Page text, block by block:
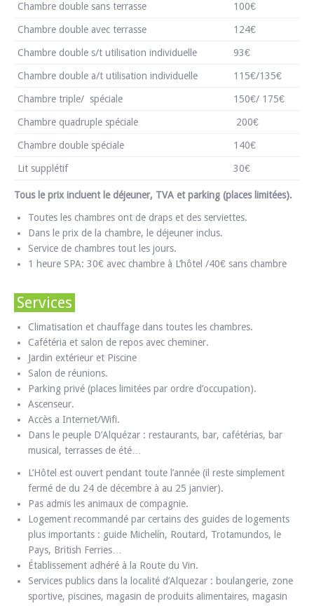
Chambre double sans terrasse 100€
Chambre double avec terrasse 124€
Chambre double s/t utilisation individuelle 93€
Chambre double a/t utilisation individuelle 115€/135€
Chambre triple/ spéciale 150€/ 175€
Chambre quadruple spéciale 200€
Chambre double spéciale 140€
Lit supplétif 30€
Tous le prix incluent le déjeuner, TVA et parking (places limitées).
Toutes les chambres ont de draps et des serviettes.
Dans le prix de la chambre, le déjeuner inclus.
Service de chambres tout les jours.
1 heure SPA: 30€ avec chambre à L’hôtel /40€ sans chambre
Services
Climatisation et chauffage dans toutes les chambres.
Cafétéria et salon de repos avec cheminer.
Jardin extérieur et Piscine
Salon de réunions.
Parking privé (places limitées par ordre d’occupation).
Ascenseur.
Accès a Internet/Wifi.
Dans le peuple D’Alquézar : restaurants, bar, cafétérias, bar
musical, terrasses de été…
L’Hôtel est ouvert pendant toute l’année (il reste simplement
fermé de du 24 de décembre à au 25 janvier).
Pas admis les animaux de compagnie.
Logement recommandé par certains des guides de logements
plus importants : guide Michelín, Routard, Trotamundos, le
Pays, British Ferries…
Établissement adhéré à la Route du Vin.
Services publics dans la localité d’Alquezar : boulangerie, zone
sportive, piscines, magasin de produits alimentaires, magasin